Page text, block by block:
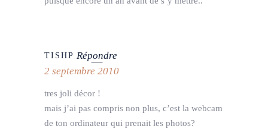
TISHP Répondre
2 septembre 2010
tres joli décor !
mais j’ai pas compris non plus, c’est la webcam
de ton ordinateur qui prenait les photos?